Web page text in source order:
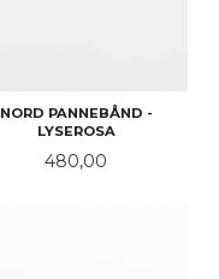
NORD PANNEBÅND -
LYSEROSA
Pris
480,00